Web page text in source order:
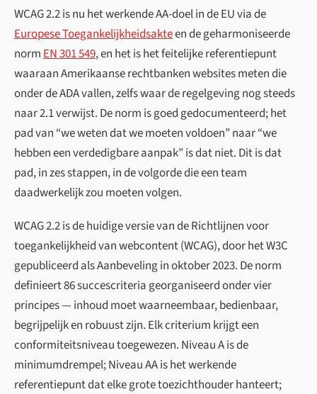
WCAG 2.2 is nu het werkende AA-doel in de EU via de
Europese Toegankelijkheidsakteen de geharmoniseerde
normEN 301 549, en het is het feitelijke referentiepunt
waaraan Amerikaanse rechtbanken websites meten die
onder de ADA vallen, zelfs waar de regelgeving nog steeds
naar 2.1 verwijst. De norm is goed gedocumenteerd; het
pad van “we weten dat we moeten voldoen” naar “we
hebben een verdedigbare aanpak” is dat niet. Dit is dat
pad, in zes stappen, in de volgorde die een team
daadwerkelijk zou moeten volgen.
WCAG 2.2 is de huidige versie van de Richtlijnen voor
toegankelijkheid van webcontent (WCAG), door het W3C
gepubliceerd als Aanbeveling in oktober 2023. De norm
definieert 86 succescriteria georganiseerd onder vier
principes — inhoud moet waarneembaar, bedienbaar,
begrijpelijk en robuust zijn. Elk criterium krijgt een
conformiteitsniveau toegewezen. Niveau A is de
minimumdrempel; Niveau AA is het werkende
referentiepunt dat elke grote toezichthouder hanteert;